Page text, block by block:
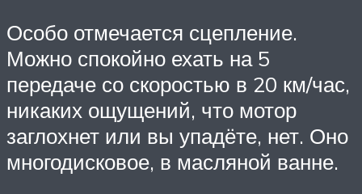
Особо отмечается сцепление.
Можно спокойно ехать на 5
передаче со скоростью в 20 км/час,
никаких ощущений, что мотор
заглохнет или вы упадёте, нет. Оно
многодисковое, в масляной ванне.